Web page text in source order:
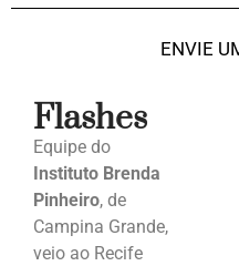
ENVIE
Flashes
Equipe do
Instituto Brenda
Pinheiro, de
Campina Grande,
veio ao Recife